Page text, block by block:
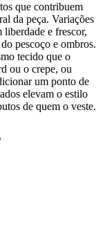
que contribuem
da peça. Variações
liberdade e frescor,
pescoço e ombros.
tecido que o
ou o crepe, ou
um ponto de
elevam o estilo
de quem o veste.